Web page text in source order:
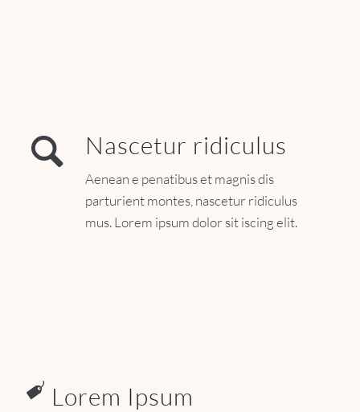
Nascetur ridiculus
Aenean e penatibus et magnis dis
parturient montes, nascetur ridiculus
mus. Lorem ipsum dolor sit iscing elit.
Lorem Ipsum